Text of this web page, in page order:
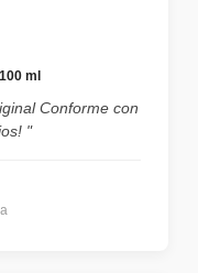
ml
Conforme con
"